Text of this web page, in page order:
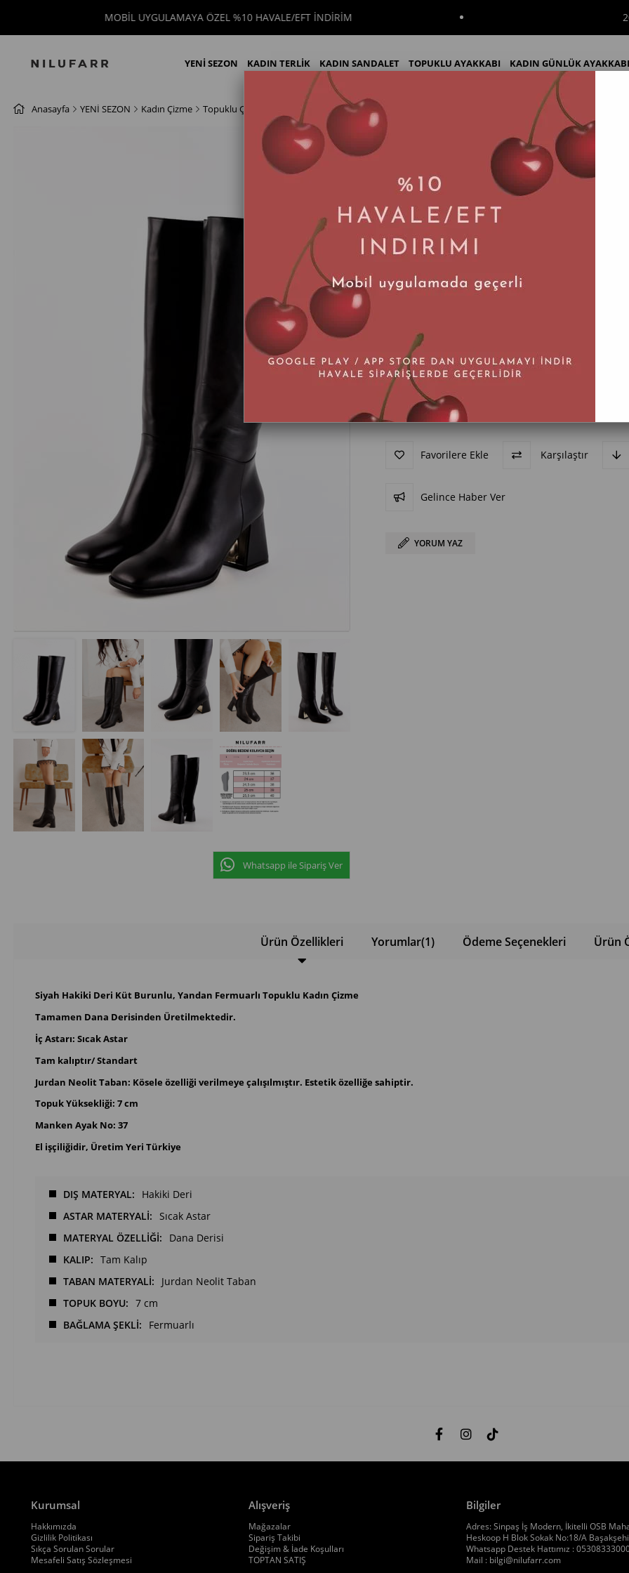
MOBİL UYGULAMAYA ÖZEL %10 HAVALE/EFT İNDİRİM 2000₺ VE
YENİ SEZON KADIN TERLİK KADIN SANDALET TOPUKLU AYAKKABI KADIN GÜNLÜK AYAKKABI
KADIN BOT
Anasayfa YENİ SEZON Kadın Çizme Topuklu Çizme Kassandra Siyah Hakiki Deri Topuklu Çizme
Whatsapp ile Sipariş Ver
Kassandra Siyah Hakiki Deri Topuklu
Tahmini Teslim Süresi : 2 İş Günü
$114.26
Ürün
BEDEN
37
Favorilere Ekle Karşılaştır
Gelince Haber Ver
YORUM YAZ
Ürün Özellikleri Yorumlar(1) Ödeme Seçenekleri Ürün
Siyah Hakiki Deri Küt Burunlu, Yandan Fermuarlı Topuklu Kadın Çizme
Tamamen Dana Derisinden Üretilmektedir.
İç Astarı: Sıcak Astar
Tam kalıptır/ Standart
Jurdan Neolit Taban: Kösele özelliği verilmeye çalışılmıştır. Estetik özelliğe sahiptir.
Topuk Yüksekliği: 7 cm
Manken Ayak No: 37
El işçiliğidir, Üretim Yeri Türkiye
DIŞ MATERYAL
Hakiki Deri
ASTAR MATERYALİ
Sıcak Astar
MATERYAL ÖZELLİĞİ
Dana Derisi
KALIP
Tam Kalıp
TABAN MATERYALİ
Jurdan Neolit Taban
TOPUK BOYU
7 cm
BAĞLAMA ŞEKLİ
Fermuarlı
Kurumsal
Hakkımızda
Gizlilik Politikası
Sıkça Sorulan Sorular
Mesafeli Satış Sözleşmesi
Alışveriş
Mağazalar
Sipariş Takibi
Değişim & İade Koşulları
TOPTAN SATIŞ
Bilgiler
Adres: Sinpaş İş Modern, İkitelli OSB
Heskoop H Blok Sokak No:18/A
Whatsapp Destek Hattımız :
Mail : bilgi@nilufarr.com